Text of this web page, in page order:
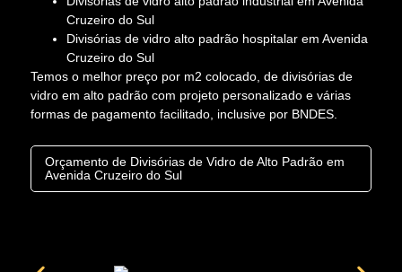
Cruzeiro do Sul
Divisórias de vidro alto padrão hospitalar em Avenida
Cruzeiro do Sul
Temos o melhor preço por m2 colocado, de divisórias de
vidro em alto padrão com projeto personalizado e várias
formas de pagamento facilitado, inclusive por BNDES.
Orçamento de Divisórias de Vidro de Alto Padrão em
Avenida Cruzeiro do Sul